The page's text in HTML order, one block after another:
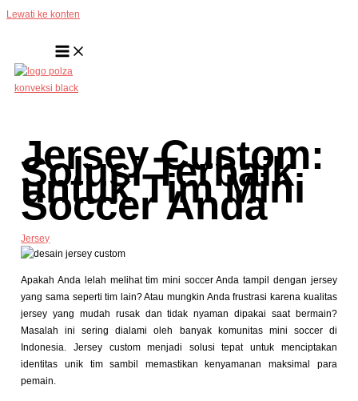
Lewati ke konten
Jersey Custom:
Solusi Terbaik
untuk Tim Mini
Soccer Anda
Jersey
Apakah Anda lelah melihat tim mini soccer Anda tampil dengan jersey
yang sama seperti tim lain? Atau mungkin Anda frustrasi karena kualitas
jersey yang mudah rusak dan tidak nyaman dipakai saat bermain?
Masalah ini sering dialami oleh banyak komunitas mini soccer di
Indonesia. Jersey custom menjadi solusi tepat untuk menciptakan
identitas unik tim sambil memastikan kenyamanan maksimal para
pemain.